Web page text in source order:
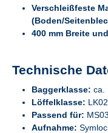
Verschleißfeste
(Boden/
400 mm Breite
Technische
Baggerklasse: ca.
Löffelklasse: LK02
Passend für:
Aufnahme: